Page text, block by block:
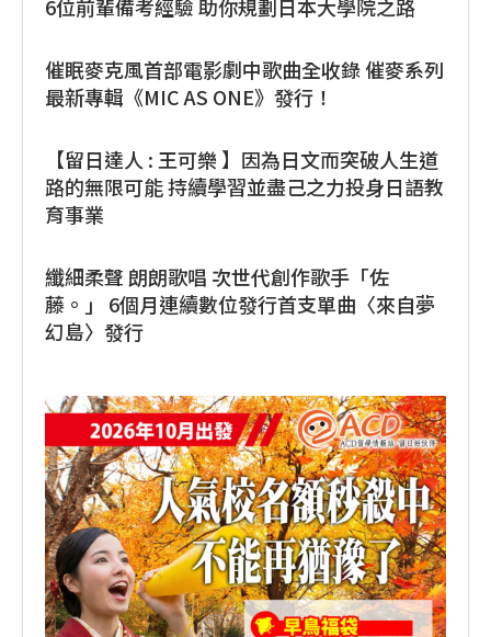
6位前輩備考經驗 助你規劃日本大學院之路
催眠麥克風首部電影劇中歌曲全收錄 催麥系列
最新專輯《MIC AS ONE》發行！
【留日達人 : 王可樂 】因為日文而突破人生道
路的無限可能 持續學習並盡己之力投身日語教
育事業
纖細柔聲 朗朗歌唱 次世代創作歌手「佐
藤。」 6個月連續數位發行首支單曲〈來自夢
幻島〉發行